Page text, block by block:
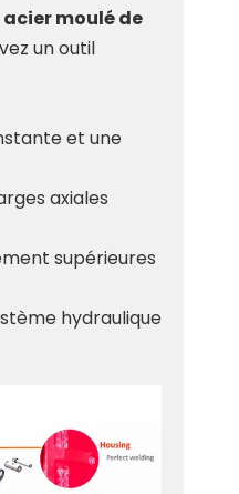
moulé de
un outil
et une
axiales
supérieures
hydraulique